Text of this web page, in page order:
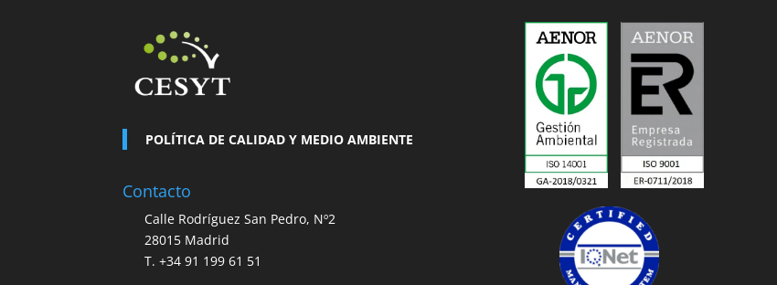
POLÍTICA DE CALIDAD Y MEDIO AMBIENTE
Contacto
Calle Rodríguez San Pedro, Nº2
28015 Madrid
T. +34 91 199 61 51